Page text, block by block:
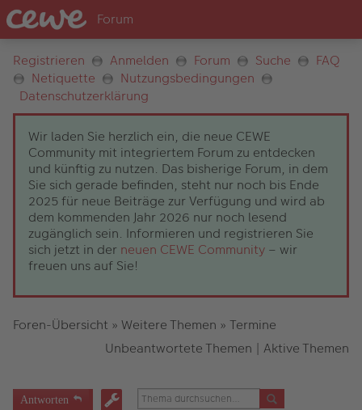
Registrieren Anmelden Forum Suche
FAQ
Netiquette
Nutzungsbedingungen
Datenschutzerklärung
Wir laden Sie herzlich ein, die neue CEWE
Community mit integriertem Forum zu entdecken
und künftig zu nutzen. Das bisherige Forum, in dem
Sie sich gerade befinden, steht nur noch bis Ende
2025 für neue Beiträge zur Verfügung und wird ab
dem kommenden Jahr 2026 nur noch lesend
zugänglich sein. Informieren und registrieren Sie
sich jetzt in der neuen CEWE Community – wir
freuen uns auf Sie!
Foren-Übersicht » Weitere Themen » Termine
Unbeantwortete Themen | Aktive Themen
Antworten